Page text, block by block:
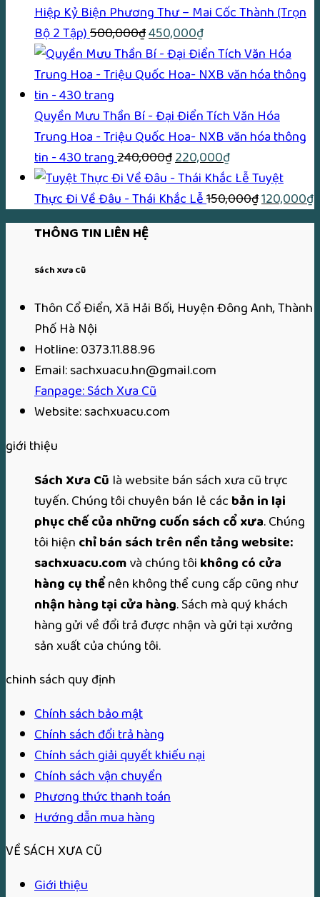
190,000₫.
Hiệp Kỷ Biện Phương Thư – Mai Cốc Thành (Trọn
Bộ 2 Tập)500,000₫Giá
gốc
là:
450,000₫Giá
hiện
tại
450,000₫.
Quyền Mưu Thần Bí - Đại Điển Tích Văn Hóa
Trung Hoa - Triệu Quốc Hoa- NXB văn hóa thông
tin - 430 trang240,000₫Giá
gốc
là:
240,000₫.
220,000₫Giá
hiện
tại
là:
Tuyệt
Thực Đi Về Đâu - Thái Khắc Lễ150,000₫Giá
gốc
120,000₫
THÔNG TIN LIÊN HỆ
Sách Xưa Cũ
Thôn Cổ Điển, Xã Hải Bối, Huyện Đông Anh, Thành
Phố Hà Nội
Hotline: 0373.11.88.96
Email: sachxuacu.hn@gmail.com
Fanpage: Sách Xưa Cũ
Website: sachxuacu.com
giới thiệu
Sách Xưa Cũ là website bán sách xưa cũ trực
tuyến. Chúng tôi chuyên bán lẻ các bản in lại
phục chế của những cuốn sách cổ xưa. Chúng
tôi hiện chỉ bán sách trên nền tảng website:
sachxuacu.comvà chúng tôi không có cửa
hàng cụ thểnên không thể cung cấp cũng như
nhận hàng tại cửa hàng. Sách mà quý khách
hàng gửi về đổi trả được nhận và gửi tại xưởng
sản xuất của chúng tôi.
chinh sách quy định
Chính sách bảo mật
Chính sách đổi trả hàng
Chính sách giải quyết khiếu nại
Chính sách vận chuyển
Phương thức thanh toán
Hướng dẫn mua hàng
VỀ SÁCH XƯA CŨ
Giới thiệu